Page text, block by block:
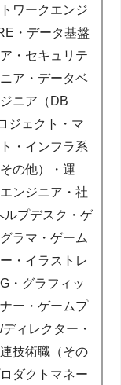
ワークエンジ
・データ基盤
・セキュリテ
ア・データベ
ニア（DB
ジェクト・マ
・インフラ系
の他）・運
ンジニア・社
ルプデスク・ゲ
ラマ・ゲーム
・イラストレ
・グラフィッ
ー・ゲームプ
ィレクター・
技術職（その
ダクトマネー